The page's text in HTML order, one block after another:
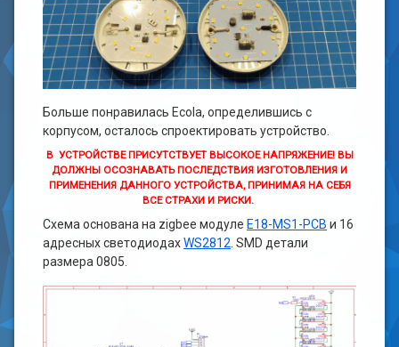
Больше понравилась Ecola, определившись с
корпусом, осталось спроектировать устройство.
В УСТРОЙСТВЕ ПРИСУТСТВУЕТ ВЫСОКОЕ НАПРЯЖЕНИЕ! ВЫ
ДОЛЖНЫ ОСОЗНАВАТЬ ПОСЛЕДСТВИЯ ИЗГОТОВЛЕНИЯ И
ПРИМЕНЕНИЯ ДАННОГО УСТРОЙСТВА, ПРИНИМАЯ НА СЕБЯ
ВСЕ СТРАХИ И РИСКИ.
Схема основана на zigbee модуле Е18-MS1-PCB и 16
адресных светодиодахWS2812 . SMD детали
размера 0805.